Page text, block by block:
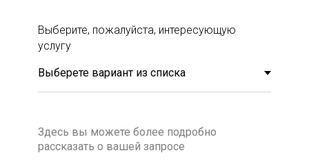
Выберите, пожалуйста, интересующую
услугу